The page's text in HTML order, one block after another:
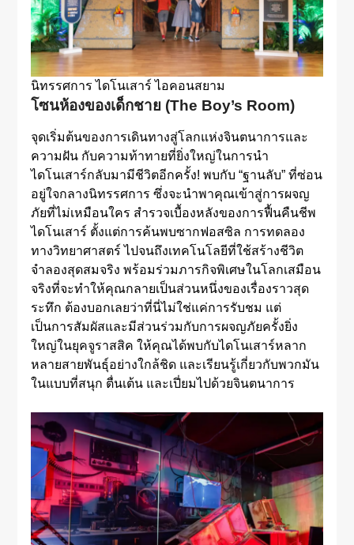
นิทรรศการ ไดโนเสาร์ ไอคอนสยาม
โซนห้องของเด็กชาย (The Boy’s Room)
จุดเริ่มต้นของการเดินทางสู่โลกแห่งจินตนาการและ
ความฝัน กับความท้าทายที่ยิ่งใหญ่ในการนำ
ไดโนเสาร์กลับมามีชีวิตอีกครั้ง! พบกับ “ฐานลับ” ที่ซ่อน
อยู่ใจกลางนิทรรศการ ซึ่งจะนำพาคุณเข้าสู่การผจญ
ภัยที่ไม่เหมือนใคร สำรวจเบื้องหลังของการฟื้นคืนชีพ
ไดโนเสาร์ ตั้งแต่การค้นพบซากฟอสซิล การทดลอง
ทางวิทยาศาสตร์ ไปจนถึงเทคโนโลยีที่ใช้สร้างชีวิต
จำลองสุดสมจริง พร้อมร่วมภารกิจพิเศษในโลกเสมือน
จริงที่จะทำให้คุณกลายเป็นส่วนหนึ่งของเรื่องราวสุด
ระทึก ต้องบอกเลยว่าที่นี่ไม่ใช่แค่การรับชม แต่
เป็นการสัมผัสและมีส่วนร่วมกับการผจญภัยครั้งยิ่ง
ใหญ่ในยุคจูราสสิค ให้คุณได้พบกับไดโนเสาร์หลาก
หลายสายพันธุ์อย่างใกล้ชิด และเรียนรู้เกี่ยวกับพวกมัน
ในแบบที่สนุก ตื่นเต้น และเปี่ยมไปด้วยจินตนาการ